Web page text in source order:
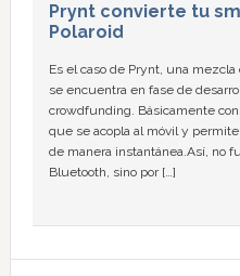
Prynt convierte tu
Polaroid
Es el caso de Prynt, una
se encuentra en fase de
crowdfunding. Básicamente
que se acopla al móvil y
de manera instantánea.Así, no
Bluetooth, sino por […]